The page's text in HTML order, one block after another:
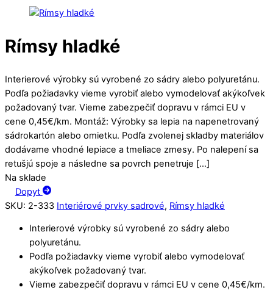
Rímsy hladké
Interierové výrobky sú vyrobené zo sádry alebo polyuretánu.
Podľa požiadavky vieme vyrobiť alebo vymodelovať akýkoľvek
požadovaný tvar. Vieme zabezpečiť dopravu v rámci EU v
cene 0,45€/km. Montáž: Výrobky sa lepia na napenetrovaný
sádrokartón alebo omietku. Podľa zvolenej skladby materiálov
dodávame vhodné lepiace a tmeliace zmesy. Po nalepení sa
retušjú spoje a následne sa povrch penetruje […]
Na sklade
Dopyt
SKU: 2-333 Interiérové prvky sadrové, Rímsy hladké
Interierové výrobky sú vyrobené zo sádry alebo
polyuretánu.
Podľa požiadavky vieme vyrobiť alebo vymodelovať
akýkoľvek požadovaný tvar.
Vieme zabezpečiť dopravu v rámci EU v cene 0,45€/km.